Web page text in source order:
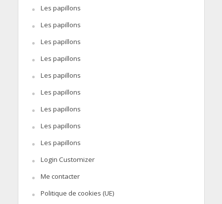
Les papillons
Les papillons
Les papillons
Les papillons
Les papillons
Les papillons
Les papillons
Les papillons
Les papillons
Login Customizer
Me contacter
Politique de cookies (UE)